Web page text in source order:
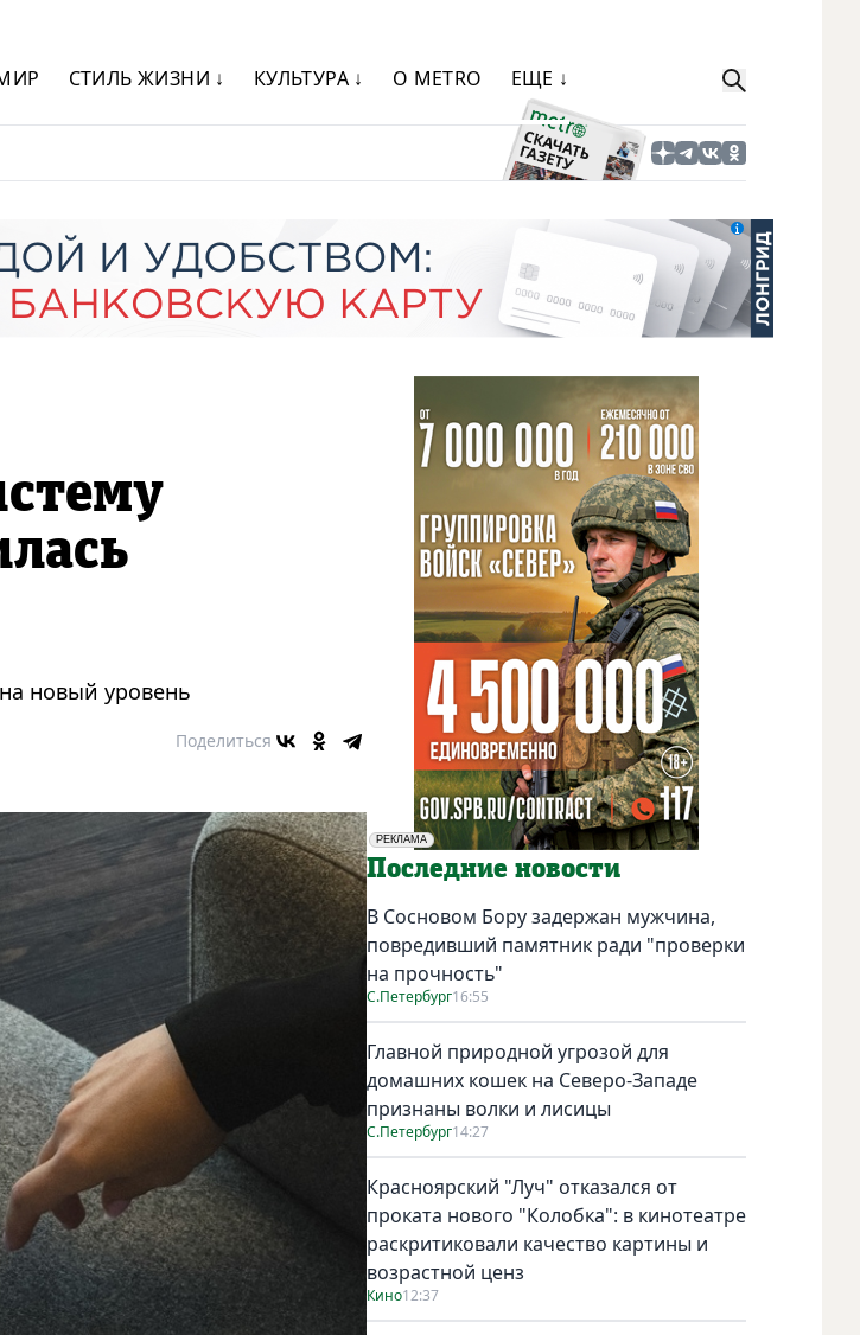
СТИЛЬ ЖИЗНИ ↓ КУЛЬТУРА ↓ О METRO ЕЩЕ ↓
новый уровень
Поделиться
РЕКЛАМА
Социальная реклама
Последние новости
В Сосновом Бору задержан мужчина,
повредивший памятник ради "проверки
на прочность"
С.Петербург16:55
Главной природной угрозой для
домашних кошек на Северо-Западе
признаны волки и лисицы
С.Петербург14:27
Красноярский "Луч" отказался от
проката нового "Колобка": в кинотеатре
раскритиковали качество картины и
возрастной ценз
Кино12:37